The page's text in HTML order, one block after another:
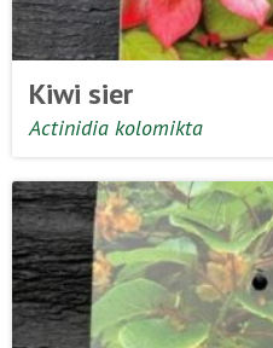
Kiwi sier
Actinidia kolomikta